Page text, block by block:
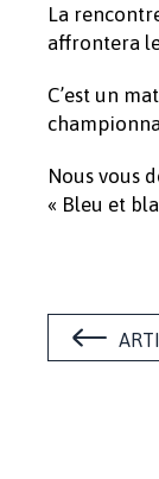
La
affrontera
C’est un
Nous vous
« Bleu et